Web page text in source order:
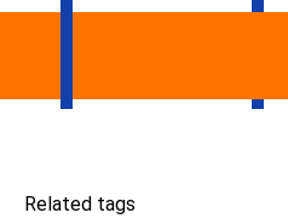
Related tags